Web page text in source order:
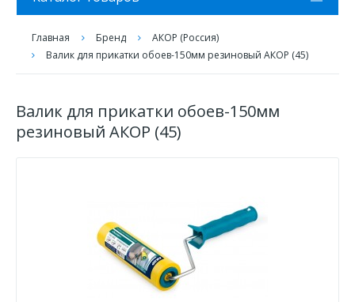
Главная Бренд
АКОР (Россия)
Валик для прикатки обоев-150мм резиновый АКОР (45)
Валик для прикатки обоев-150мм
резиновый АКОР (45)